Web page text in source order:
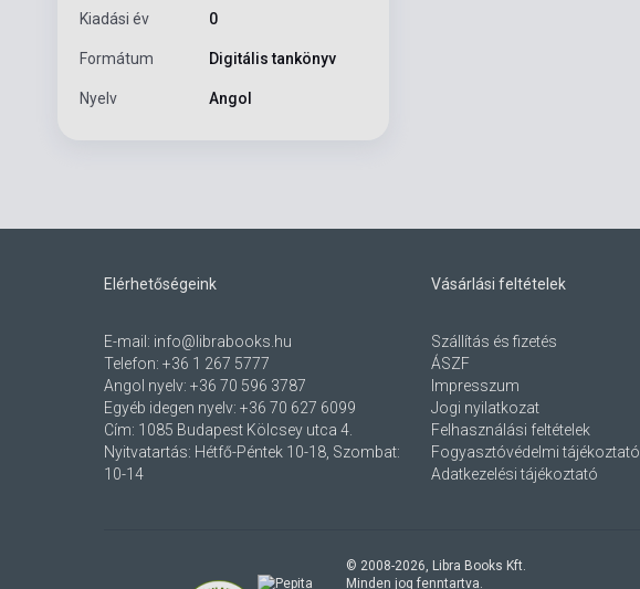
Kiadási év 0
Formátum Digitális tankönyv
Nyelv Angol
Elérhetőségeink
E-mail: info@librabooks.hu
Telefon: +36 1 267 5777
Angol nyelv: +36 70 596 3787
Egyéb idegen nyelv: +36 70 627 6099
Cím: 1085 Budapest Kölcsey utca 4.
Nyitvatartás: Hétfő-Péntek 10-18, Szombat:
10-14
Vásárlási feltételek
Szállítás és fizetés
ÁSZF
Impresszum
Jogi nyilatkozat
Felhasználási feltételek
Fogyasztóvédelmi tájékoztató
Adatkezelési tájékoztató
© 2008-2026 , Libra Books Kft.
Minden jog fenntartva.